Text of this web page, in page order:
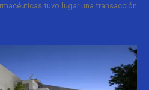
tuvo lugar una transacción